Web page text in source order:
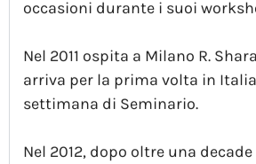
occasioni durante i suoi
Nel 2011 ospita a Milano R.
arriva per la prima volta in
settimana di Seminario.
Nel 2012, dopo oltre una